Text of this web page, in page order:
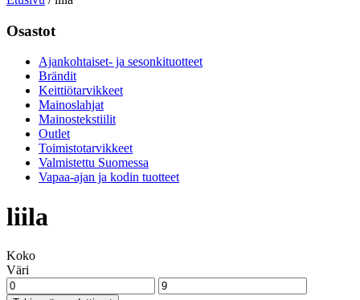
Osastot
Ajankohtaiset- ja sesonkituotteet
Brändit
Keittiötarvikkeet
Mainoslahjat
Mainostekstiilit
Outlet
Toimistotarvikkeet
Valmistettu Suomessa
Vapaa-ajan ja kodin tuotteet
liila
Koko
Väri